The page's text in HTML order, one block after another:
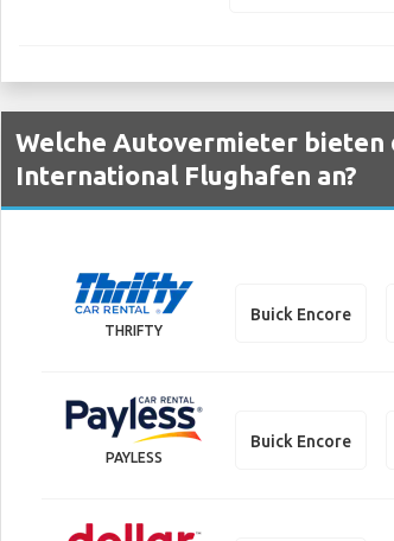
Welche Autovermieter bieten
International Flughafen an?
THRIFTY
Buick Encore
PAYLESS
Buick Encore